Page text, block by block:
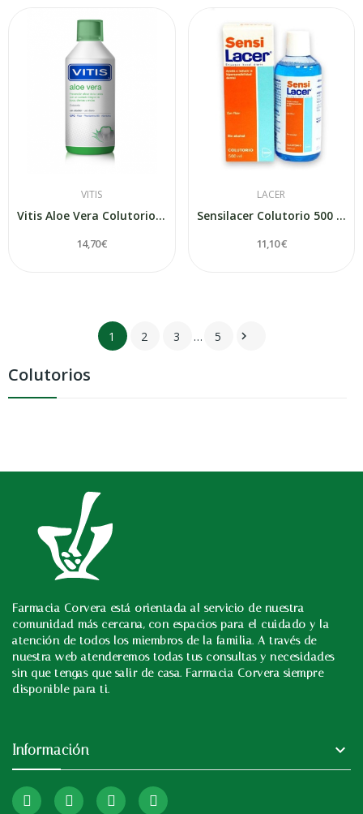
Colutorios
VITIS
Vitis Aloe Vera Colutorio Sabor Menta 1000 ml
14,70 €
LACER
Sensilacer Colutorio 500 Ml
11,10 €
1 2 3 … 5 
Farmacia Corvera está orientada al servicio de nuestra
comunidad más cercana, con espacios para el cuidado y la
atención de todos los miembros de la familia. A través de
nuestra web atenderemos todas tus consultas y necesidades
sin que tengas que salir de casa. Farmacia Corvera siempre
disponible para ti.
Información 